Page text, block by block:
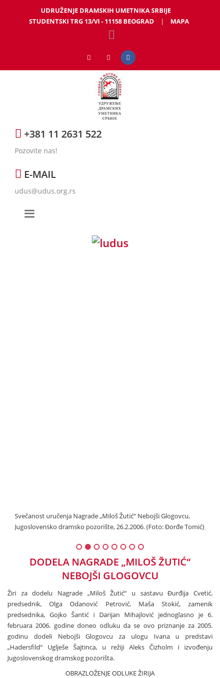
UDRUŽENJE DRAMSKIH UMETNIKA SRBIJE
STUDENTSKI TRG 13/VI - 11158 BEOGRAD
| MAPA
+381 11 2631 522
Pozovite nas!
E-MAIL
udus@udus.org.rs
Svečanost uručenja Nagrade „Miloš Žutić“ Nebojši Glogovcu,
Jugoslovensko dramsko pozorište, 26.2.2006. (Foto: Đorđe Tomić)
DODELA NAGRADE „MILOŠ ŽUTIĆ“
NEBOJŠI GLOGOVCU
Žiri za dodelu Nagrade „Miloš Žutić“ u sastavu Đurđija Cvetić,
predsednik, Olga Odanović Petrović, Maša Stokić, zamenik
predsednika, Gojko Šantić i Darijan Mihajlović jednoglasno je 6.
februara 2006. godine doneo odluku da se ovo priznanje za 2005.
godinu dodeli Nebojši Glogovcu za ulogu Ivana u predstavi
„Hadersfild“ Uglješe Šajtinca, u režiji Aleks Čizholm i izvođenju
Jugoslovenskog dramskog pozorišta.
OBRAZLOŽENJE ODLUKE ŽIRIJA